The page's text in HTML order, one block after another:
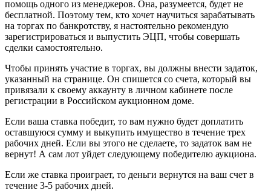
помощь одного из менеджеров. Она, разумеется, будет не
бесплатной. Поэтому тем, кто хочет научиться зарабатывать
на торгах по банкротству, я настоятельно рекомендую
зарегистрироваться и выпустить ЭЦП, чтобы совершать
сделки самостоятельно.
Чтобы принять участие в торгах, вы должны внести задаток,
указанный на странице. Он спишется со счета, который вы
привязали к своему аккаунту в личном кабинете после
регистрации в Российском аукционном доме.
Если ваша ставка победит, то вам нужно будет доплатить
оставшуюся сумму и выкупить имущество в течение трех
рабочих дней. Если вы этого не сделаете, то задаток вам не
вернут! А сам лот уйдет следующему победителю аукциона.
Если же ставка проиграет, то деньги вернутся на ваш счет в
течение 3-5 рабочих дней.